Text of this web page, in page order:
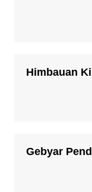
Himbauan
Gebyar